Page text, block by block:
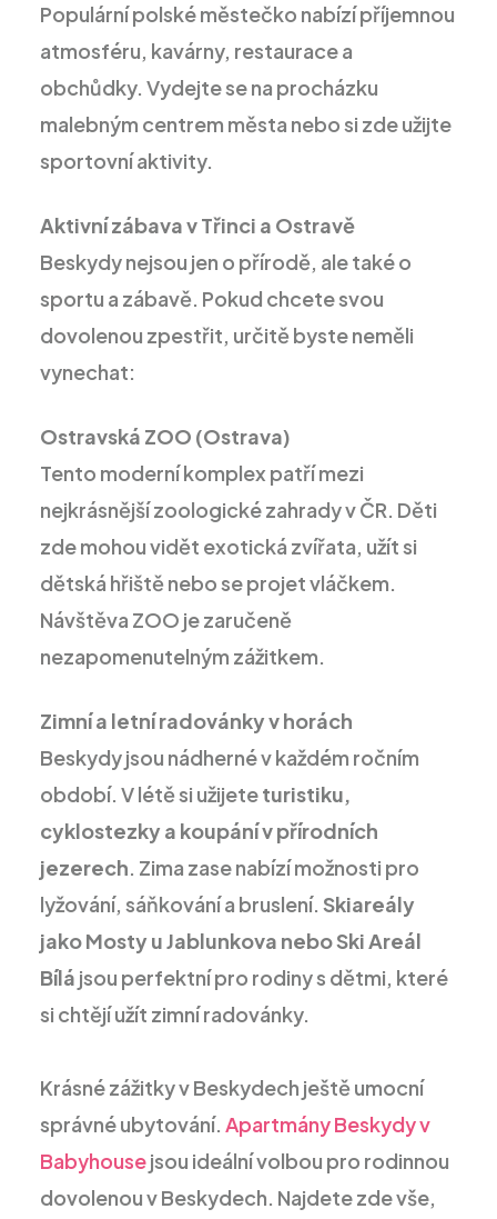
Populární polské městečko nabízí příjemnou
atmosféru, kavárny, restaurace a
obchůdky. Vydejte se na procházku
malebným centrem města nebo si zde užijte
sportovní aktivity.
Aktivní zábava v Třinci a Ostravě
Beskydy nejsou jen o přírodě, ale také o
sportu a zábavě. Pokud chcete svou
dovolenou zpestřit, určitě byste neměli
vynechat:
Ostravská ZOO (Ostrava)
Tento moderní komplex patří mezi
nejkrásnější zoologické zahrady v ČR. Děti
zde mohou vidět exotická zvířata, užít si
dětská hřiště nebo se projet vláčkem.
Návštěva ZOO je zaručeně
nezapomenutelným zážitkem.
Zimní a letní radovánky v horách
Beskydy jsou nádherné v každém ročním
období. V létě si užijeteturistiku,
cyklostezky a koupání v přírodních
jezerech. Zima zase nabízí možnosti pro
lyžování, sáňkování a bruslení. Skiareály
jako Mosty u Jablunkova nebo Ski Areál
Bílá jsou perfektní pro rodiny s dětmi, které
si chtějí užít zimní radovánky.
Krásné zážitky v Beskydech ještě umocní
správné ubytování. Apartmány Beskydy v
Babyhousejsou ideální volbou pro rodinnou
dovolenou v Beskydech. Najdete zde vše,